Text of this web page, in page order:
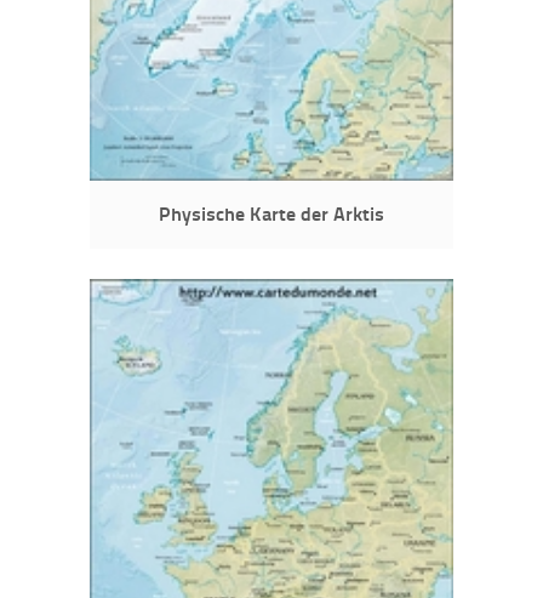
Physische Karte der Arktis